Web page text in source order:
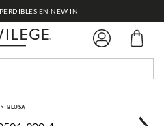
EN NEW IN
BLUSA